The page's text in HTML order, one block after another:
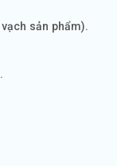
sản phẩm).